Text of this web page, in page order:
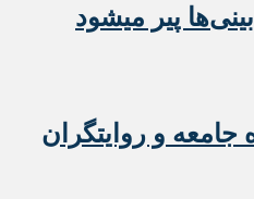
پیر میشود
جامعه و روایتگران